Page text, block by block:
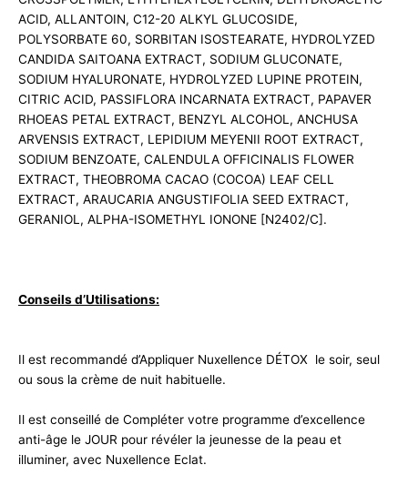
ACID, ALLANTOIN, C12-20 ALKYL GLUCOSIDE,
POLYSORBATE 60, SORBITAN ISOSTEARATE, HYDROLYZED
CANDIDA SAITOANA EXTRACT, SODIUM GLUCONATE,
SODIUM HYALURONATE, HYDROLYZED LUPINE PROTEIN,
CITRIC ACID, PASSIFLORA INCARNATA EXTRACT, PAPAVER
RHOEAS PETAL EXTRACT, BENZYL ALCOHOL, ANCHUSA
ARVENSIS EXTRACT, LEPIDIUM MEYENII ROOT EXTRACT,
SODIUM BENZOATE, CALENDULA OFFICINALIS FLOWER
EXTRACT, THEOBROMA CACAO (COCOA) LEAF CELL
EXTRACT, ARAUCARIA ANGUSTIFOLIA SEED EXTRACT,
GERANIOL, ALPHA-ISOMETHYL IONONE [N2402/C].
Conseils d’Utilisations:
Il est recommandé d’Appliquer Nuxellence DÉTOX le soir, seul
ou sous la crème de nuit habituelle.
Il est conseillé de Compléter votre programme d’excellence
anti-âge le JOUR pour révéler la jeunesse de la peau et
illuminer, avec Nuxellence Eclat.